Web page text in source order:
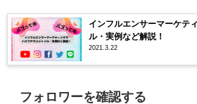
インフルエンサーマーケテ
ル・実例など解説！
2021.3.22
フォロワーを確認する